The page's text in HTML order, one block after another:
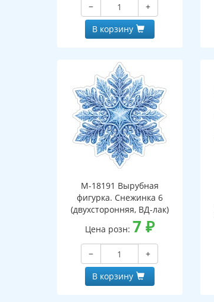
−
+
В корзину
М-18191 Вырубная
фигурка. Снежинка 6
(двухсторонняя, ВД-лак)
Цена розн: 7 ₽
−
+
В корзину